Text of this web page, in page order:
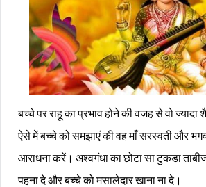
बच्चे पर राहू का प्रभाव होने की वजह से वो ज्यादा
ऐसे में बच्चे को समझाएं की वह माँ सरस्वती और
आराधना करें। अश्वगंधा का छोटा सा टुकडा
पहना दे और बच्चे को मसालेदार खाना ना दे।